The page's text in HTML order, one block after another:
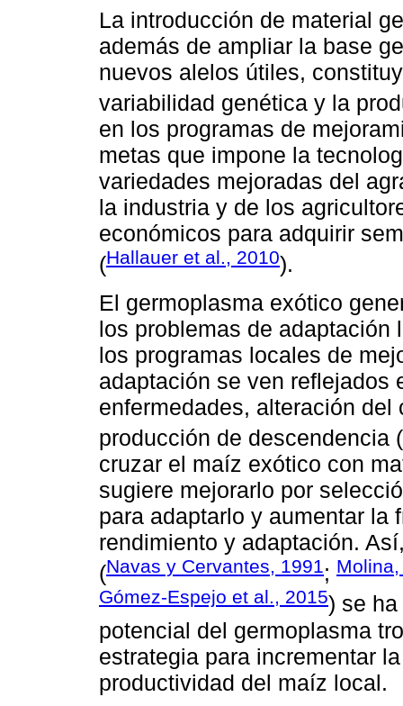
La introducción de material
además de ampliar la base
nuevos alelos útiles,
variabilidad genética y la
en los programas de
metas que impone la
variedades mejoradas del
la industria y de los
económicos para adquirir
(Hallauer et al., 2010).
El germoplasma exótico
los problemas de adaptación
los programas locales de
adaptación se ven reflejados
enfermedades, alteración
producción de descendencia (
cruzar el maíz exótico con
sugiere mejorarlo por
para adaptarlo y aumentar la
rendimiento y adaptación.
(Navas y Cervantes, 1991;
Gómez-Espejo et al., 2015) se
potencial del germoplasma
estrategia para incrementar
productividad del maíz local.